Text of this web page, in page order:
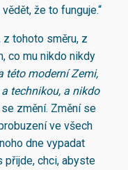
že to funguje.“
tohoto směru, z
co mu nikdo nikdy
této moderní Zemi,
technikou, a nikdo
změní. Změní se
ve všech
dne vypadat
přijde, chci, abyste